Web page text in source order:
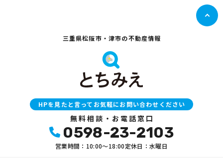
三重県松阪市・津市の不動産情報
HPを見たと言ってお気軽にお問い合わせください
無料相談・お電話窓口
0598-23-2103
営業時間：10:00〜18:00定休日：水曜日